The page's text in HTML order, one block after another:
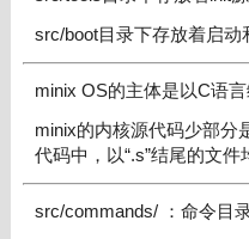
src/boot目录下存放着启
minix OS的主体是以C语
minix的内核源代码少部分
代码中，以“.s”结尾的文
src/commands/ ：命令目